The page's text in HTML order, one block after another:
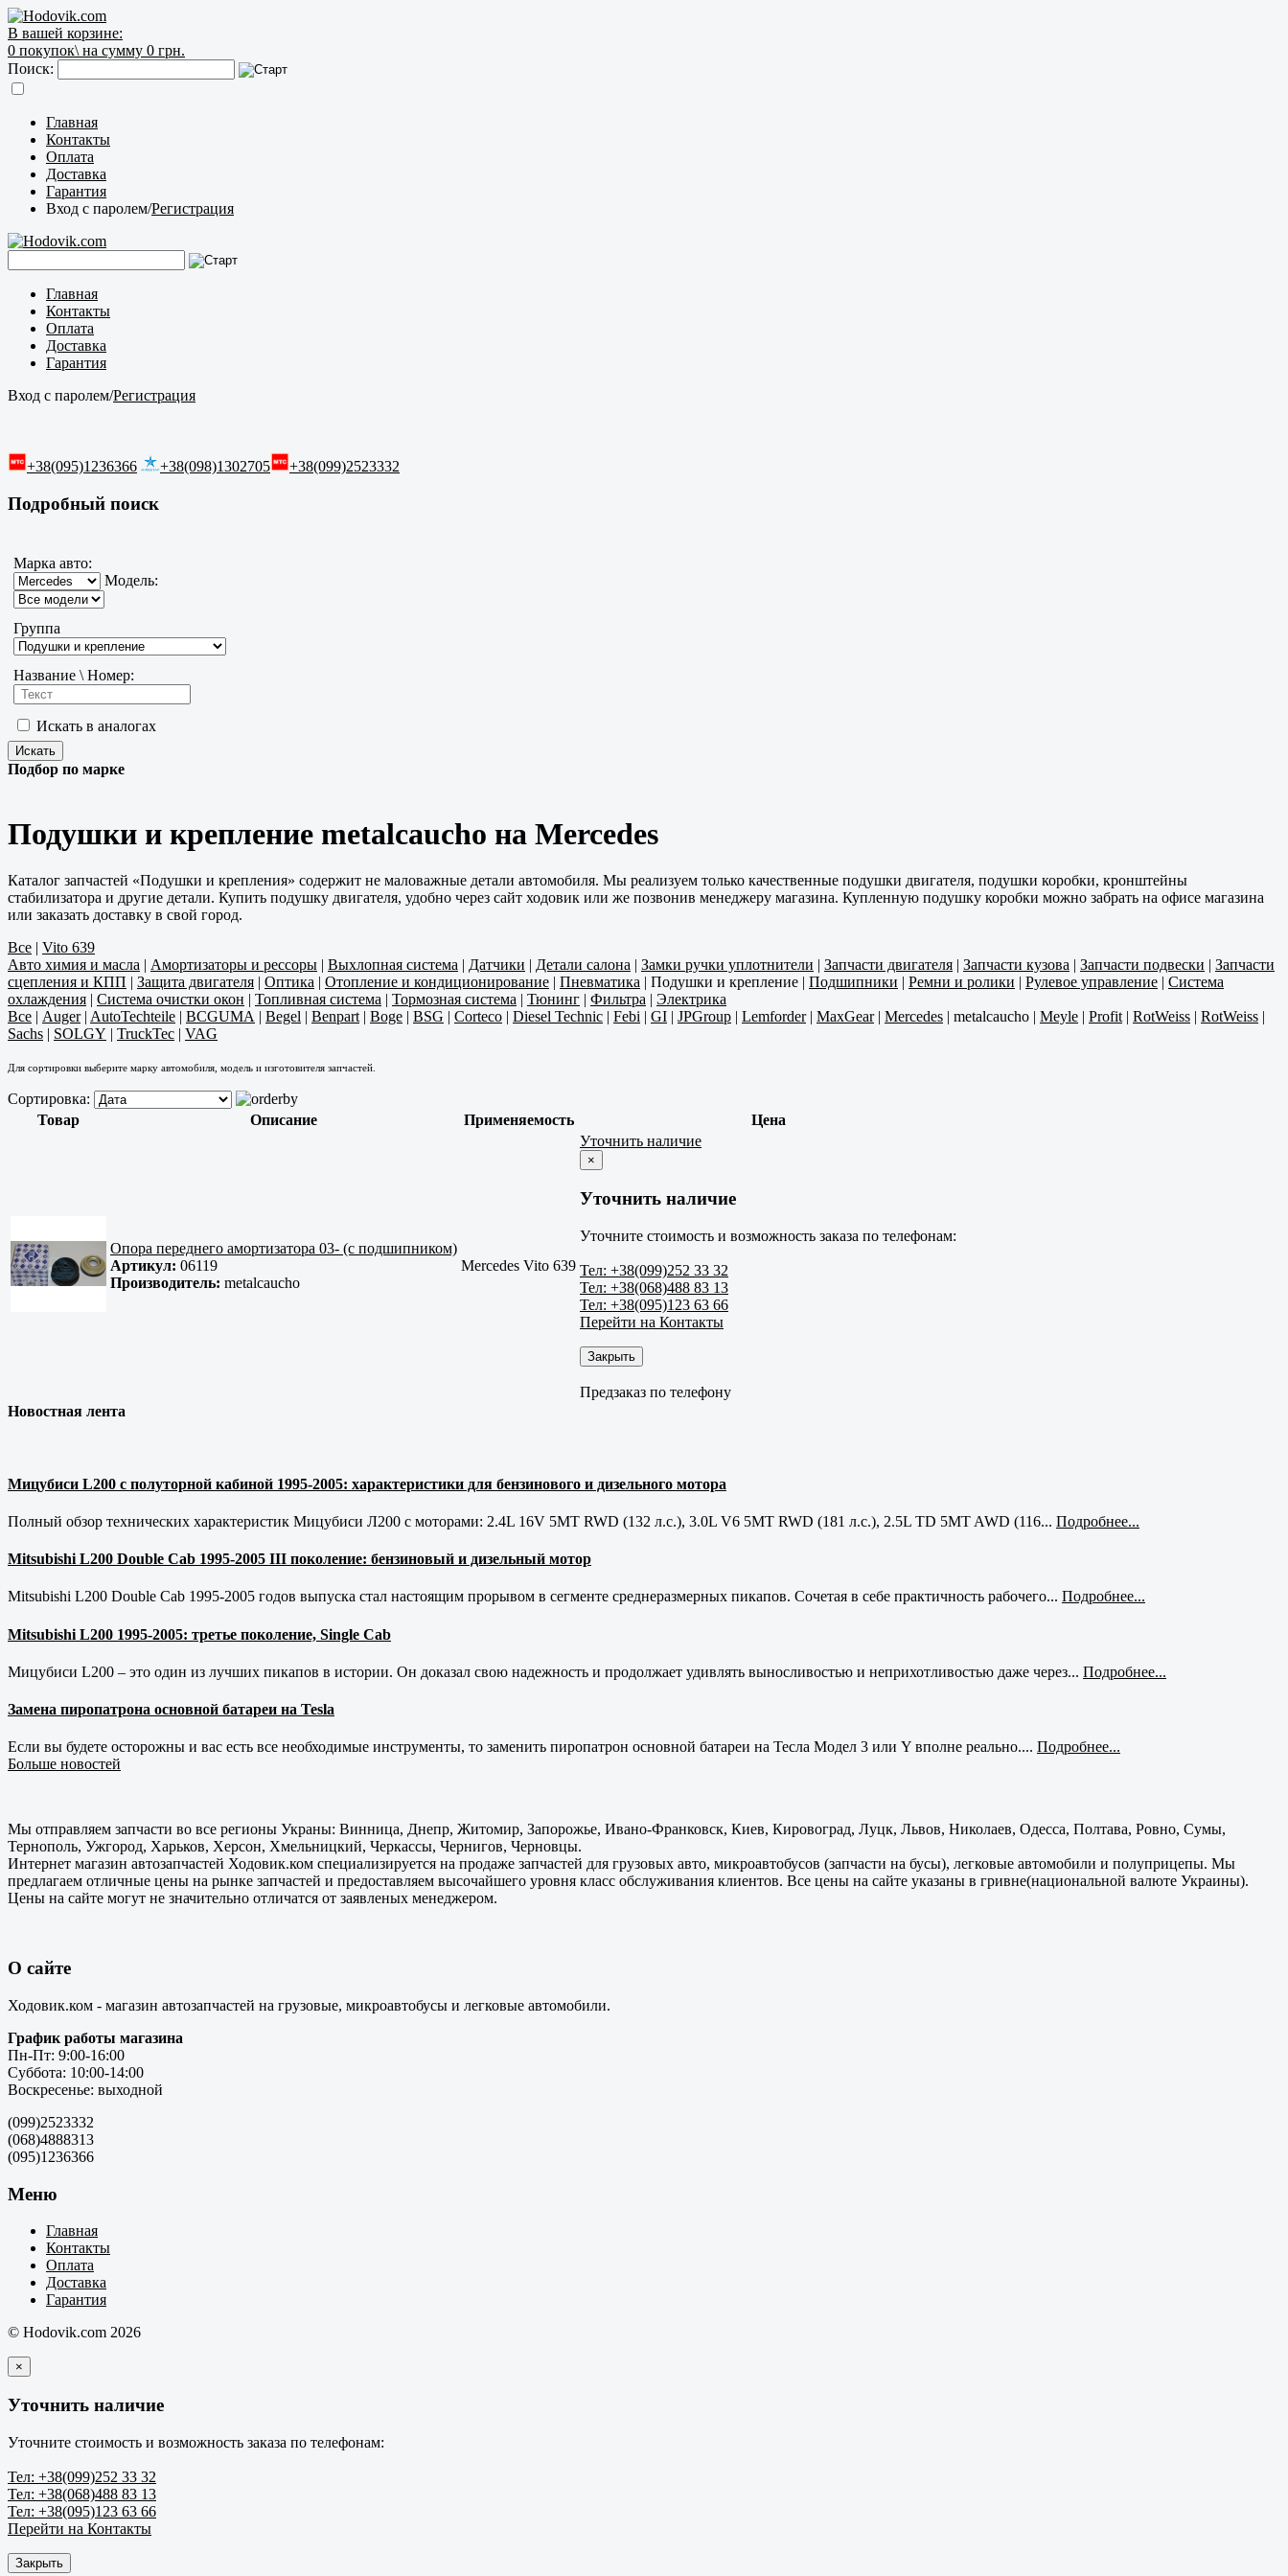
В вашей корзине:
0 покупок\ на сумму 0 грн.
Поиск:
Главная
Контакты
Оплата
Доставка
Гарантия
Вход с паролем/Регистрация
Главная
Контакты
Оплата
Доставка
Гарантия
Вход с паролем/Регистрация
+38(095)1236366 +38(098)1302705 +38(099)2523332
Подробный поиск
Марка авто:
Модель:
Группа
Название \ Номер:
Искать в аналогах
Подбор по марке
Подушки и крепление metalcaucho на Mercedes
Каталог запчастей «Подушки и крепления» содержит не маловажные детали автомобиля. Мы реализуем только качественные подушки двигателя, подушки коробки, кронштейны
стабилизатора и другие детали. Купить подушку двигателя, удобно через сайт ходовик или же позвонив менеджеру магазина. Купленную подушку коробки можно забрать на офисе магазина
или заказать доставку в свой город.
Все | Vito 639
Авто химия и масла | Амортизаторы и рессоры | Выхлопная система | Датчики | Детали салона | Замки ручки уплотнители | Запчасти двигателя | Запчасти кузова | Запчасти подвески | Запчасти
сцепления и КПП | Защита двигателя | Оптика | Отопление и кондиционирование | Пневматика | Подушки и крепление | Подшипники | Ремни и ролики | Рулевое управление | Система
охлаждения | Система очистки окон | Топливная система | Тормозная система | Тюнинг | Фильтра | Электрика
Все | Auger| AutoTechteile | BCGUMA | Begel | Benpart | Boge | BSG | Corteco | Diesel Technic | Febi | GI | JPGroup | Lemforder| MaxGear| Mercedes | metalcaucho | Meyle | Profit | RotWeiss | RotWeiss |
Sachs | SOLGY | TruckTec | VAG
Для сортировки выберите марку автомобиля, модель и изготовителя запчастей.
Сортировка:
Товар
Описание Применяемость Цена
Опора переднего амортизатора 03- (с подшипником)
Артикул: 06119
Производитель: metalcaucho
Mercedes Vito 639
Уточнить наличие
×
Уточнить наличие
Уточните стоимость и возможность заказа по телефонам:
Тел: +38(099)252 33 32
Тел: +38(068)488 83 13
Тел: +38(095)123 63 66
Перейти на Контакты
Закрыть
Предзаказ по телефону
Новостная лента
Мицубиси L200 с полуторной кабиной 1995-2005: характеристики для бензинового и дизельного мотора
Полный обзор технических характеристик Мицубиси Л200 с моторами: 2.4L 16V 5MT RWD (132 л.с.), 3.0L V6 5MT RWD (181 л.с.), 2.5L TD 5MT AWD (116... Подробнее...
Mitsubishi L200 Double Cab 1995-2005 III поколение: бензиновый и дизельный мотор
Mitsubishi L200 Double Cab 1995-2005 годов выпуска стал настоящим прорывом в сегменте среднеразмерных пикапов. Сочетая в себе практичность рабочего... Подробнее...
Mitsubishi L200 1995-2005: третье поколение, Single Cab
Мицубиси L200 – это один из лучших пикапов в истории. Он доказал свою надежность и продолжает удивлять выносливостью и неприхотливостью даже через... Подробнее...
Замена пиропатрона основной батареи на Tesla
Если вы будете осторожны и вас есть все необходимые инструменты, то заменить пиропатрон основной батареи на Тесла Модел 3 или Y вполне реально.... Подробнее...
Больше новостей
Мы отправляем запчасти во все регионы Украны: Винница, Днепр, Житомир, Запорожье, Ивано-Франковск, Киев, Кировоград, Луцк, Львов, Николаев, Одесса, Полтава, Ровно, Сумы,
Тернополь, Ужгород, Харьков, Херсон, Хмельницкий, Черкассы, Чернигов, Черновцы.
Интернет магазин автозапчастей Ходовик.ком специализируется на продаже запчастей для грузовых авто, микроавтобусов (запчасти на бусы), легковые автомобили и полуприцепы. Мы
предлагаем отличные цены на рынке запчастей и предоставляем высочайшего уровня класс обслуживания клиентов. Все цены на сайте указаны в гривне(национальной валюте Украины).
Цены на сайте могут не значительно отличатся от заявленых менеджером.
О сайте
Ходовик.ком - магазин автозапчастей на грузовые, микроавтобусы и легковые автомобили.
График работы магазина
Пн-Пт: 9:00-16:00
Суббота: 10:00-14:00
Воскресенье: выходной
(099)2523332
(068)4888313
(095)1236366
Меню
Главная
Контакты
Оплата
Доставка
Гарантия
© Hodovik.com 2026
×
Уточнить наличие
Уточните стоимость и возможность заказа по телефонам:
Тел: +38(099)252 33 32
Тел: +38(068)488 83 13
Тел: +38(095)123 63 66
Перейти на Контакты
Закрыть